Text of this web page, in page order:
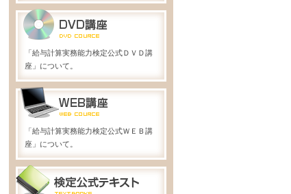
「給与計算実務能力検定公式ＤＶＤ講
座」について。
「給与計算実務能力検定公式ＷＥＢ講
座」について。